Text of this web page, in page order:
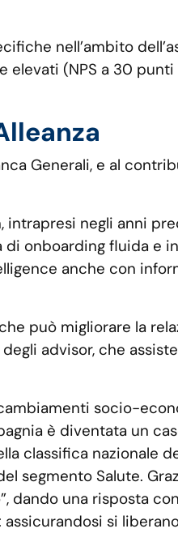
nell’ambito
(NPS a 30
Generali, e al
negli anni
di onboarding fluida
anche con
può migliorare la
advisor, che
socio-
è diventata un
classifica nazionale
segmento Salute.
dando una risposta
si